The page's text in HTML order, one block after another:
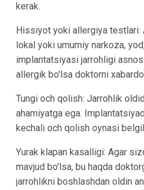
kerak.
Hissiyot yoki allergiya testlari:
lokal yoki umumiy narkoza,
implantatsiyasi jarrohligi
allergik bo'lsa doktorni
Tungi och qolish: Jarrohlik
ahamiyatga ega.
kechali och qolish oynasi
Yurak klapan kasalligi: Agar
mavjud bo'lsa, bu haqda
jarrohlikni boshlashdan oldin